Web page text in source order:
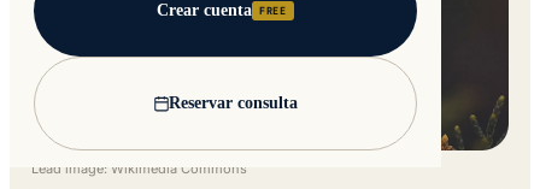
Crear cuenta FREE
Reservar consulta
Lead image: Wikimedia Commons